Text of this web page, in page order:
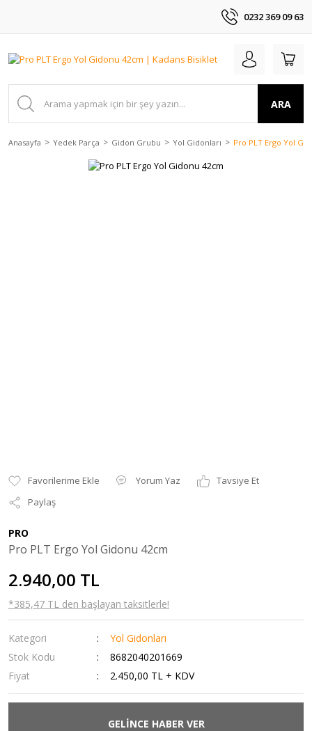
0232 369 09 63
ARA
Anasayfa Yedek Parça Gidon Grubu Yol Gidonları Pro PLT Ergo Yol
Yorum Yaz
Tavsiye Et
Paylaş
PRO
Pro PLT Ergo Yol Gidonu 42cm
2.940,00 TL
*385,47 TL den başlayan taksitlerle!
Kategori
Yol Gidonları
Stok Kodu
8682040201669
Fiyat
2.450,00 TL + KDV
GELİNCE HABER VER